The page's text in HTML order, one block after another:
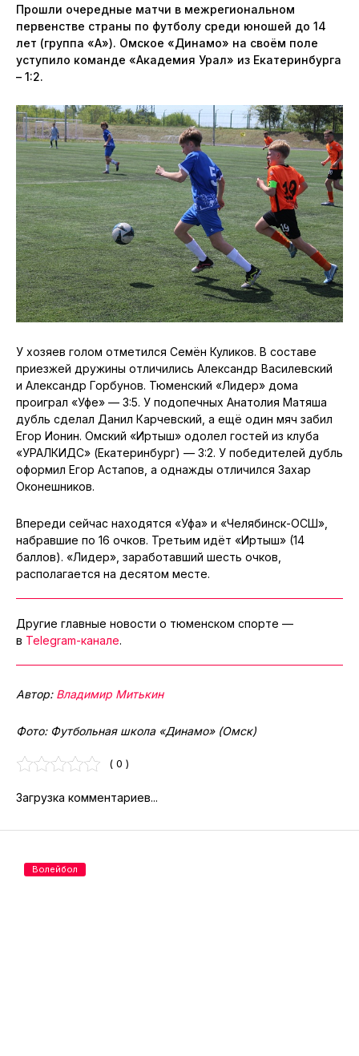
Прошли очередные матчи в межрегиональном
первенстве страны по футболу среди юношей до 14
лет (группа «А»). Омское «Динамо» на своём поле
уступило команде «Академия Урал» из Екатеринбурга
– 1:2.
У хозяев голом отметился Семён Куликов. В составе
приезжей дружины отличились Александр Василевский
и Александр Горбунов. Тюменский «Лидер» дома
проиграл «Уфе» — 3:5. У подопечных Анатолия Матяша
дубль сделал Данил Карчевский, а ещё один мяч забил
Егор Ионин. Омский «Иртыш» одолел гостей из клуба
«УРАЛКИДС» (Екатеринбург) — 3:2. У победителей дубль
оформил Егор Астапов, а однажды отличился Захар
Оконешников.
Впереди сейчас находятся «Уфа» и «Челябинск-ОСШ»,
набравшие по 16 очков. Третьим идёт «Иртыш» (14
баллов). «Лидер», заработавший шесть очков,
располагается на десятом месте.
Другие главные новости о тюменском спорте —
в Telegram-канале.
Автор: Владимир Митькин
Фото: Футбольная школа «Динамо» (Омск)
( 0 )
Загрузка комментариев...
Волейбол